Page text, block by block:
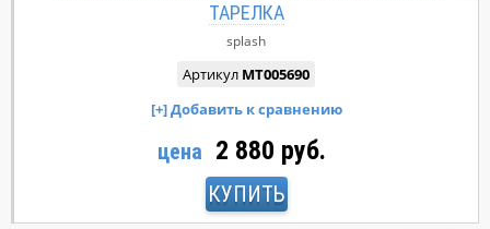
ТАРЕЛКА
splash
Артикул MT005690
цена 2 880 руб.
КУПИТЬ